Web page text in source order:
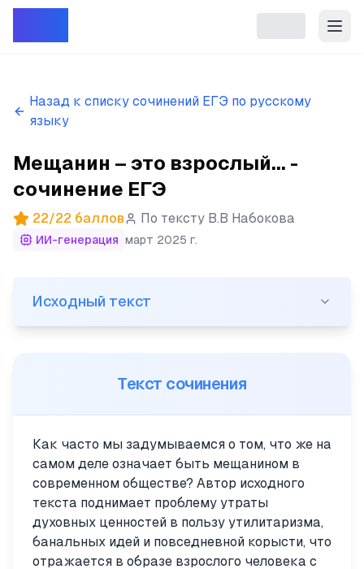
Назад к списку сочинений ЕГЭ по русскому
языку
Мещанин – это взрослый... -
сочинение ЕГЭ
22/22 баллов По тексту В.В Набокова
ИИ-генерация март 2025 г.
(1) Мещанин – это взрослый человек с практичным
Исходный текст
Текст сочинения
Как часто мы задумываемся о том, что же на
самом деле означает быть мещанином в
современном обществе? Автор исходного
текста поднимает проблему утраты
духовных ценностей в пользу утилитаризма,
банальных идей и повседневной корысти, что
отражается в образе взрослого человека с